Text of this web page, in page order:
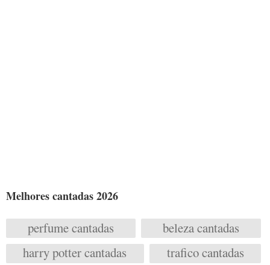
Melhores cantadas 2026
perfume cantadas
beleza cantadas
harry potter cantadas
trafico cantadas